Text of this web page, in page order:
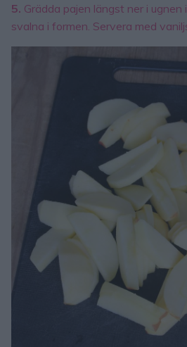
5. Grädda pajen längst ner i
svalna i formen. Servera med